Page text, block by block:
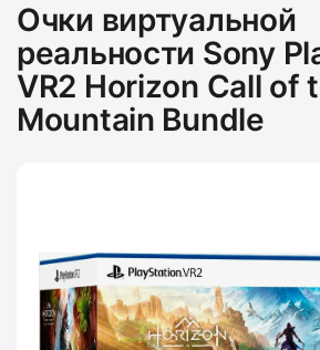
Очки виртуальной
реальности Sony
VR2 Horizon Call of
Mountain Bundle